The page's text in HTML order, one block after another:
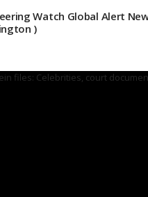
Watch Global Alert
)